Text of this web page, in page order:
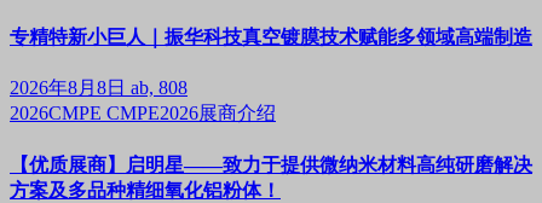
专精特新小巨人｜振华科技真空镀膜技术赋能多领域高端制造
2026年8月8日 ab, 808
2026CMPE CMPE2026展商介绍
【优质展商】启明星——致力于提供微纳米材料高纯研磨解决
方案及多品种精细氧化铝粉体！